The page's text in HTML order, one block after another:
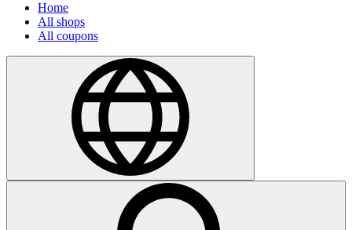
Home
All shops
All coupons